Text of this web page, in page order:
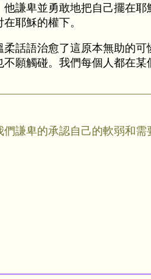
謙卑並勇敢地把自己擺在
耶穌的權下。
話語治愈了這原本無助的
願觸碰。我們每個人都在某
謙卑的承認自己的軟弱和需